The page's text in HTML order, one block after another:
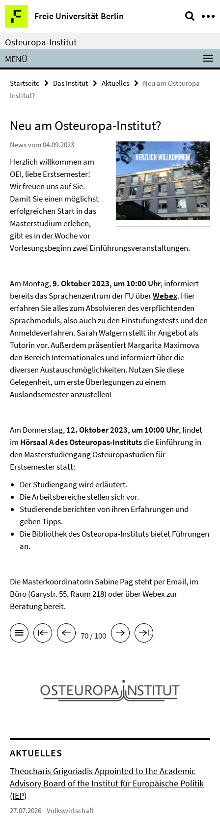
Springe
direkt
zu
Inhalt
Freie Universität Berlin
Service-
Navigation
Osteuropa-Institut
MENÜ
Startseite Das Institut Aktuelles
Neu am Osteuropa-
Institut?
Neu am Osteuropa-Institut?
News vom 04.09.2023
Herzlich willkommen am
OEI, liebe Erstsemester!
Wir freuen uns auf Sie.
Damit Sie einen möglichst
erfolgreichen Start in das
Masterstudium erleben,
gibt es in der Woche vor
Vorlesungsbeginn zwei Einführungsveranstaltungen.
Am Montag,9. Oktober 2023, um 10:00 Uhr, informiert
bereits das Sprachenzentrum der FU überWebex. Hier
erfahren Sie alles zum Absolvieren des verpflichtenden
Sprachmoduls, also auch zu den Einstufungstests und den
Anmeldeverfahren. Sarah Walgern stellt ihr Angebot als
Tutorin vor. Außerdem präsentiert Margarita Maximova
den Bereich Internationales und informiert über die
diversen Austauschmöglichkeiten. Nutzen Sie diese
Gelegenheit, um erste Überlegungen zu einem
Auslandsemester anzustellen!
Am Donnerstag,12. Oktober 2023, um 10:00 Uhr, findet
im Hörsaal A des Osteuropas-Institutsdie Einführung in
den Masterstudiengang Osteuropastudien für
Erstsemester statt:
Der Studiengang wird erläutert.
Die Arbeitsbereiche stellen sich vor.
Studierende berichten von ihren Erfahrungen und
geben Tipps.
Die Bibliothek des Osteuropa-Instituts bietet Führungen
an.
Die Masterkoordinatorin Sabine Pag steht per Email, im
Büro (Garystr. 55, Raum 218) oder über Webex zur
Beratung bereit.
70 / 100
AKTUELLES
Theocharis Grigoriadis Appointed to the Academic
Advisory Board of the Institut für Europäische Politik
(IEP)
27.07.2026 Volkswirtschaft